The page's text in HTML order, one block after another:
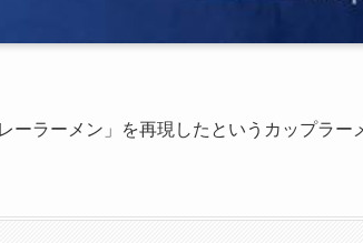
ーラーメン」を再現したというカップラー